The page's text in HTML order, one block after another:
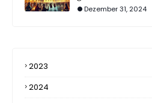
Dezember 31, 2024
2023
2024